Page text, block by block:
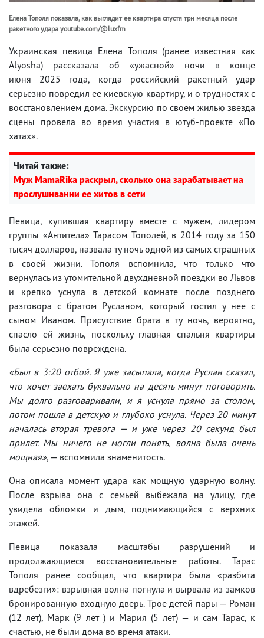
Елена Тополя показала, как выглядит ее квартира спустя три месяца после
ракетного удара youtube.com/@luxfm
Украинская певица Елена Тополя (ранее известная как
Alyosha) рассказала об «ужасной» ночи в конце
июня 2025 года, когда российский ракетный удар
серьезно повредил ее киевскую квартиру, и о трудностях с
восстановлением дома. Экскурсию по своем жилью звезда
сцены провела во время участия в ютуб-проекте «По
хатах».
Читай также:
Муж MamaRika раскрыл, сколько она зарабатывает на
прослушивании ее хитов в сети
Певица, купившая квартиру вместе с мужем, лидером
группы «Антитела» Тарасом Тополей, в 2014 году за 150
тысяч долларов, назвала ту ночь одной из самых страшных
в своей жизни. Тополя вспомнила, что только что
вернулась из утомительной двухдневной поездки во Львов
и крепко уснула в детской комнате после позднего
разговора с братом Русланом, который гостил у нее с
сыном Иваном. Присутствие брата в ту ночь, вероятно,
спасло ей жизнь, поскольку главная спальня квартиры
была серьезно повреждена.
«Был в 3:20 отбой. Я уже засыпала, когда Руслан сказал,
что хочет заехать буквально на десять минут поговорить.
Мы долго разговаривали, и я уснула прямо за столом,
потом пошла в детскую и глубоко уснула. Через 20 минут
началась вторая тревога — и уже через 20 секунд был
прилет. Мы ничего не могли понять, волна была очень
мощная», — вспомнила знаменитость.
Она описала момент удара как мощную ударную волну.
После взрыва она с семьей выбежала на улицу, где
увидела обломки и дым, поднимающийся с верхних
этажей.
Певица показала масштабы разрушений и
продолжающиеся восстановительные работы. Тарас
Тополя ранее сообщал, что квартира была «разбита
вдребезги»: взрывная волна погнула и вырвала из замков
бронированную входную дверь. Трое детей пары — Роман
(12 лет), Марк (9 лет ) и Мария (5 лет) — и сам Тарас, к
счастью, не были дома во время атаки.